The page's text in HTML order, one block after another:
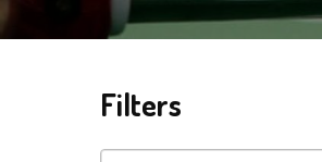
Filters